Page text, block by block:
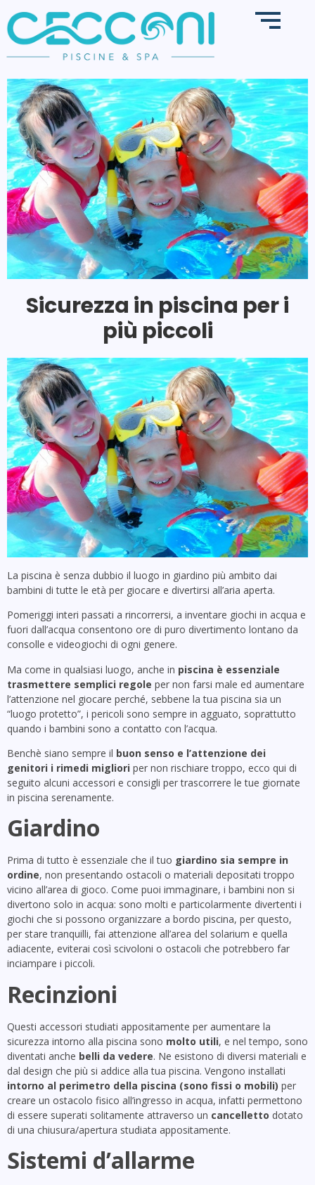
Sicurezza in piscina per i
più piccoli
La piscina è senza dubbio il luogo in giardino più ambito dai
bambini di tutte le età per giocare e divertirsi all’aria aperta.
Pomeriggi interi passati a rincorrersi, a inventare giochi in acqua e
fuori dall’acqua consentono ore di puro divertimento lontano da
consolle e videogiochi di ogni genere.
Ma come in qualsiasi luogo, anche in piscina è essenziale
trasmettere semplici regole per non farsi male ed aumentare
l’attenzione nel giocare perché, sebbene la tua piscina sia un
“luogo protetto”, i pericoli sono sempre in agguato, soprattutto
quando i bambini sono a contatto con l’acqua.
Benchè siano sempre il buon senso e l’attenzione dei
genitori i rimedi migliori per non rischiare troppo, ecco qui di
seguito alcuni accessori e consigli per trascorrere le tue giornate
in piscina serenamente.
Giardino
Prima di tutto è essenziale che il tuo giardino sia sempre in
ordine, non presentando ostacoli o materiali depositati troppo
vicino all’area di gioco. Come puoi immaginare, i bambini non si
divertono solo in acqua: sono molti e particolarmente divertenti i
giochi che si possono organizzare a bordo piscina, per questo,
per stare tranquilli, fai attenzione all’area del solarium e quella
adiacente, eviterai così scivoloni o ostacoli che potrebbero far
inciampare i piccoli.
Recinzioni
Questi accessori studiati appositamente per aumentare la
sicurezza intorno alla piscina sono molto utili, e nel tempo, sono
diventati anche belli da vedere. Ne esistono di diversi materiali e
dal design che più si addice alla tua piscina. Vengono installati
intorno al perimetro della piscina (sono fissi o mobili) per
creare un ostacolo fisico all’ingresso in acqua, infatti permettono
di essere superati solitamente attraverso un cancelletto dotato
di una chiusura/apertura studiata appositamente.
Sistemi d’allarme